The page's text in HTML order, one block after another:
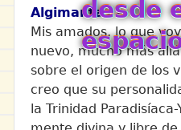
desde
Algimantas–
Mis amados, lo que
nuevo, mucho más
sobre el origen de los
creo que su
la Trinidad Paradisíaca-